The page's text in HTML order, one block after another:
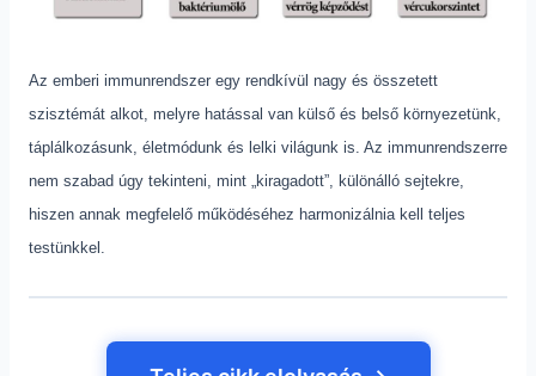
Az emberi immunrendszer egy rendkívül nagy és összetett
szisztémát alkot, melyre hatással van külső és belső környezetünk,
táplálkozásunk, életmódunk és lelki világunk is. Az immunrendszerre
nem szabad úgy tekinteni, mint „kiragadott”, különálló sejtekre,
hiszen annak megfelelő működéséhez harmonizálnia kell teljes
testünkkel.